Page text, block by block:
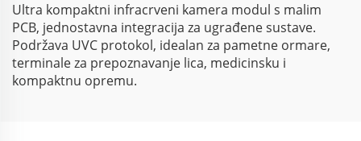
Ultra kompaktni infracrveni kamera modul s malim
PCB, jednostavna integracija za ugrađene sustave.
Podržava UVC protokol, idealan za pametne ormare,
terminale za prepoznavanje lica, medicinsku i
kompaktnu opremu.